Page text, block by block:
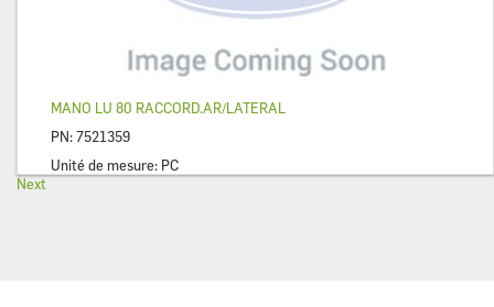
MANO LU 80 RACCORD.AR/LATERAL
PN:7521359
Unité de mesure: PC
Next